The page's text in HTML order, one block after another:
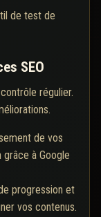
de test de
SEO
régulier.
de vos
à Google
progression et
vos contenus.